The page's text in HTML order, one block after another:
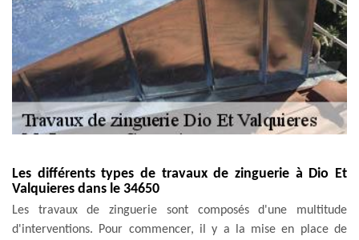
Les différents types de travaux de zinguerie à Dio Et
Valquieres dans le 34650
Les travaux de zinguerie sont composés d'une multitude
d'interventions. Pour commencer, il y a la mise en place de